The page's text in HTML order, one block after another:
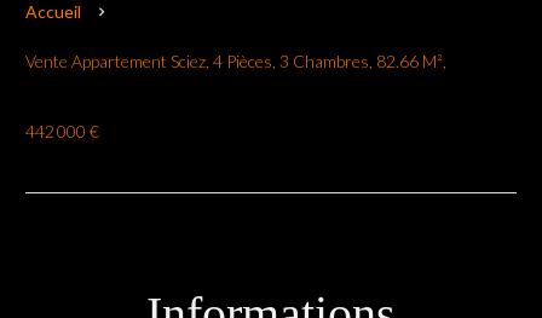
Accueil
Vente Appartement Sciez, 4 Pièces, 3 Chambres, 82.66 M²,
442 000 €